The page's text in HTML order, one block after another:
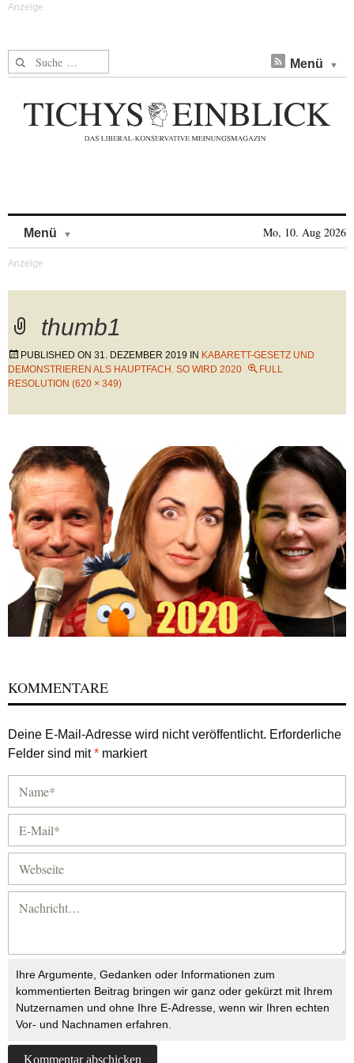
Suche nach: Menü
Menü Mo, 10. Aug 2026
thumb1
PUBLISHED ON 31. DEZEMBER 2019 IN KABARETT-GESETZ UND
DEMONSTRIEREN ALS HAUPTFACH. SO WIRD 2020
FULL
RESOLUTION (620 × 349)
KOMMENTARE
Deine E-Mail-Adresse wird nicht veröffentlicht. Erforderliche
Felder sind mit* markiert
Ihre Argumente, Gedanken oder Informationen zum
kommentierten Beitrag bringen wir ganz oder gekürzt mit Ihrem
Nutzernamen und ohne Ihre E-Adresse, wenn wir Ihren echten
Vor- und Nachnamen erfahren.